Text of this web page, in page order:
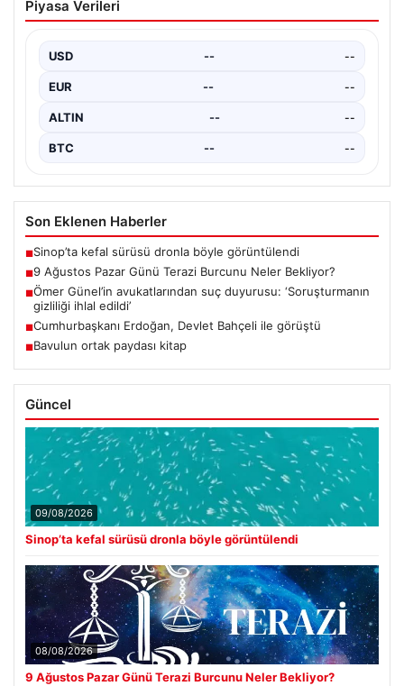
Çocukluğundan bu yana aynı anda birkaç kitap
Piyasa Verileri
USD -- --
EUR -- --
ALTIN -- --
BTC -- --
Son Eklenen Haberler
■Sinop’ta kefal sürüsü dronla böyle görüntülendi
■9 Ağustos Pazar Günü Terazi Burcunu Neler Bekliyor?
■Ömer Günel’in avukatlarından suç duyurusu: ‘Soruşturmanın
gizliliği ihlal edildi’
■Cumhurbaşkanı Erdoğan, Devlet Bahçeli ile görüştü
■Bavulun ortak paydası kitap
Güncel
09/08/2026
Sinop’ta kefal sürüsü dronla böyle görüntülendi
08/08/2026
9 Ağustos Pazar Günü Terazi Burcunu Neler Bekliyor?